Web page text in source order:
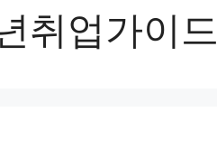
취업가이드